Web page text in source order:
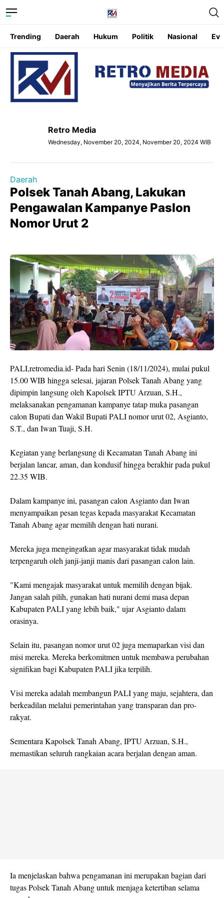
Trending Daerah Hukum Politik Nasional
Retro Media
Wednesday, November 20, 2024, November 20, 2024 WIB
Daerah
Polsek Tanah Abang, Lakukan
Pengawalan Kampanye Paslon
Nomor Urut 2
PALI,retromedia.id- Pada hari Senin (18/11/2024), mulai pukul
15.00 WIB hingga selesai, jajaran Polsek Tanah Abang yang
dipimpin langsung oleh Kapolsek IPTU Arzuan, S.H.,
melaksanakan pengamanan kampanye tatap muka pasangan
calon Bupati dan Wakil Bupati PALI nomor urut 02, Asgianto,
S.T., dan Iwan Tuaji, S.H.
Kegiatan yang berlangsung di Kecamatan Tanah Abang ini
berjalan lancar, aman, dan kondusif hingga berakhir pada pukul
22.35 WIB.
Dalam kampanye ini, pasangan calon Asgianto dan Iwan
menyampaikan pesan tegas kepada masyarakat Kecamatan
Tanah Abang agar memilih dengan hati nurani.
Mereka juga mengingatkan agar masyarakat tidak mudah
terpengaruh oleh janji-janji manis dari pasangan calon lain.
"Kami mengajak masyarakat untuk memilih dengan bijak.
Jangan salah pilih, gunakan hati nurani demi masa depan
Kabupaten PALI yang lebih baik," ujar Asgianto dalam
orasinya.
Selain itu, pasangan nomor urut 02 juga memaparkan visi dan
misi mereka. Mereka berkomitmen untuk membawa perubahan
signifikan bagi Kabupaten PALI jika terpilih.
Visi mereka adalah membangun PALI yang maju, sejahtera, dan
berkeadilan melalui pemerintahan yang transparan dan pro-
rakyat.
Sementara Kapolsek Tanah Abang, IPTU Arzuan, S.H.,
memastikan seluruh rangkaian acara berjalan dengan aman.
Ia menjelaskan bahwa pengamanan ini merupakan bagian dari
tugas Polsek Tanah Abang untuk menjaga ketertiban selama